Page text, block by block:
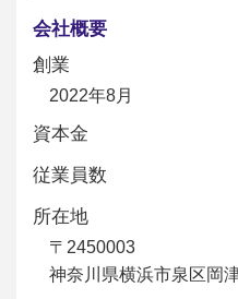
会社概要
創業
2022年8月
資本金
従業員数
所在地
〒2450003
神奈川県横浜市泉区岡